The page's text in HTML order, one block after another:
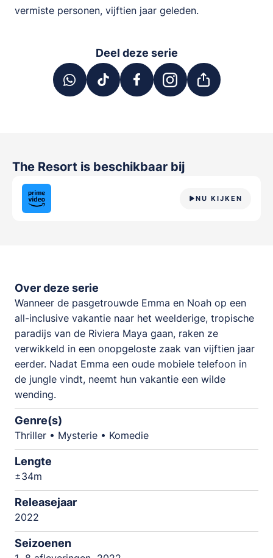
vermiste personen, vijftien jaar geleden.
Deel deze serie
The Resort is beschikbaar bij
NU KIJKEN
Over deze serie
Wanneer de pasgetrouwde Emma en Noah op een
all-inclusive vakantie naar het weelderige, tropische
paradijs van de Riviera Maya gaan, raken ze
verwikkeld in een onopgeloste zaak van vijftien jaar
eerder. Nadat Emma een oude mobiele telefoon in
de jungle vindt, neemt hun vakantie een wilde
wending.
Genre(s)
Thriller • Mysterie • Komedie
Lengte
±34m
Releasejaar
2022
Seizoenen